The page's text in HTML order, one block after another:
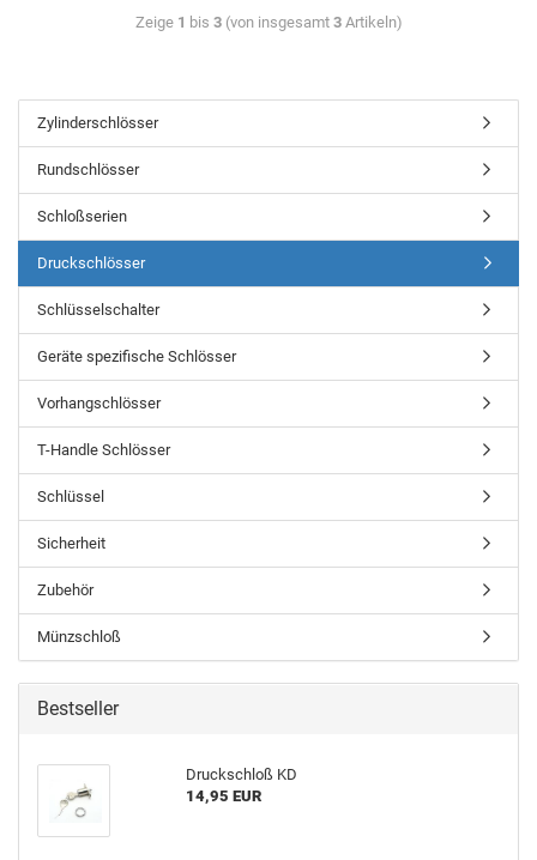
Zeige 1 bis 3(von insgesamt 3Artikeln)
Zylinderschlösser
Rundschlösser
Schloßserien
Druckschlösser
Schlüsselschalter
Geräte spezifische Schlösser
Vorhangschlösser
T-Handle Schlösser
Schlüssel
Sicherheit
Zubehör
Münzschloß
Bestseller
Druckschloß KD
14,95 EUR